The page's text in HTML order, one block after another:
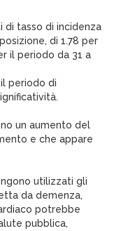
di tasso di incidenza
di 1.78 per
il periodo da 31 a
il periodo di
un aumento del
e che appare
utilizzati gli
da demenza,
potrebbe
pubblica,